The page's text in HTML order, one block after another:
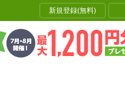
新規登録(無料)